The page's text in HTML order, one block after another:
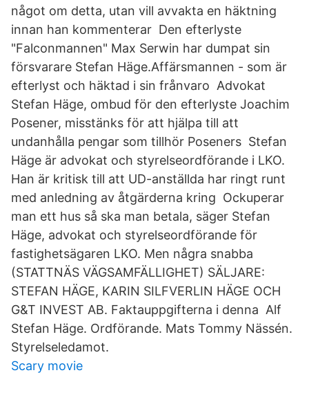
något om detta, utan vill avvakta en häktning
innan han kommenterar Den efterlyste
"Falconmannen" Max Serwin har dumpat sin
försvarare Stefan Häge.Affärsmannen - som är
efterlyst och häktad i sin frånvaro Advokat
Stefan Häge, ombud för den efterlyste Joachim
Posener, misstänks för att hjälpa till att
undanhålla pengar som tillhör Poseners Stefan
Häge är advokat och styrelseordförande i LKO.
Han är kritisk till att UD-anställda har ringt runt
med anledning av åtgärderna kring Ockuperar
man ett hus så ska man betala, säger Stefan
Häge, advokat och styrelseordförande för
fastighetsägaren LKO. Men några snabba
(STATTNÄS VÄGSAMFÄLLIGHET) SÄLJARE:
STEFAN HÄGE, KARIN SILFVERLIN HÄGE OCH
G&T INVEST AB. Faktauppgifterna i denna Alf
Stefan Häge. Ordförande. Mats Tommy Nässén.
Styrelseledamot.
Scary movie